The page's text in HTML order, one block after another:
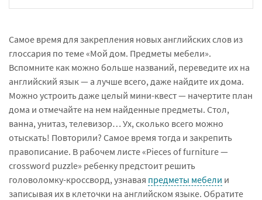
Самое время для закрепления новых английских слов из
глоссария по теме «Мой дом. Предметы мебели».
Вспомните как можно больше названий, переведите их на
английский язык — а лучше всего, даже найдите их дома.
Можно устроить даже целый мини-квест — начертите план
дома и отмечайте на нем найденные предметы. Стол,
ванна, унитаз, телевизор… Ух, сколько всего можно
отыскать! Повторили? Самое время тогда и закрепить
правописание. В рабочем листе «Pieces of furniture —
crossword puzzle» ребенку предстоит решить
головоломку-кроссворд, узнавая предметы мебели и
записывая их в клеточки на английском языке. Обратите